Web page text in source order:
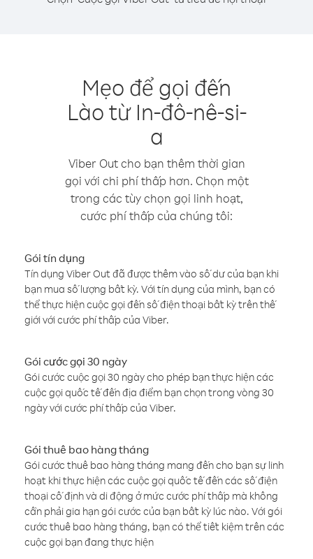
Mẹo để gọi đến
Lào từ In-đô-nê-si-
a
Viber Out cho bạn thêm thời gian
gọi với chi phí thấp hơn. Chọn một
trong các tùy chọn gọi linh hoạt,
cước phí thấp của chúng tôi:
Gói tín dụng
Tín dụng Viber Out đã được thêm vào số dư của bạn khi
bạn mua số lượng bất kỳ. Với tín dụng của mình, bạn có
thể thực hiện cuộc gọi đến số điện thoại bất kỳ trên thế
giới với cước phí thấp của Viber.
Gói cước gọi 30 ngày
Gói cước cuộc gọi 30 ngày cho phép bạn thực hiện các
cuộc gọi quốc tế đến địa điểm bạn chọn trong vòng 30
ngày với cước phí thấp của Viber.
Gói thuê bao hàng tháng
Gói cước thuê bao hàng tháng mang đến cho bạn sự linh
hoạt khi thực hiện các cuộc gọi quốc tế đến các số điện
thoại cố định và di động ở mức cước phí thấp mà không
cần phải gia hạn gói cước của bạn bất kỳ lúc nào. Với gói
cước thuê bao hàng tháng, bạn có thể tiết kiệm trên các
cuộc gọi bạn đang thực hiện